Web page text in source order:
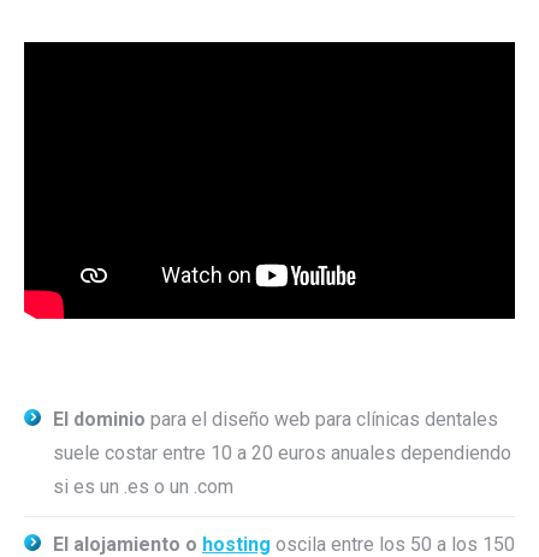
El dominio para el diseño web para clínicas dentales
suele costar entre 10 a 20 euros anuales dependiendo
si es un .es o un .com
El alojamiento o hosting oscila entre los 50 a los 150